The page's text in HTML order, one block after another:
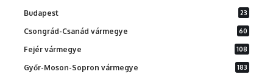
Budapest 23
Csongrád-Csanád vármegye 60
Fejér vármegye 108
Győr-Moson-Sopron vármegye 183